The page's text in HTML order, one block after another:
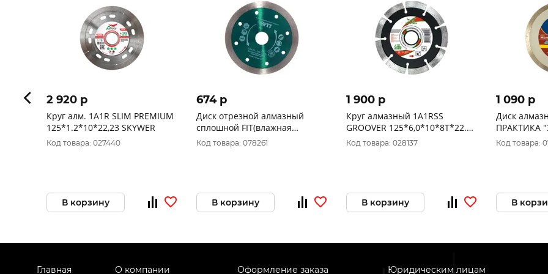
2 920 p
Круг алм. 1A1R SLIM PREMIUM
125*1.2*10*22,23 SKYWER
Код товара: 027440
В корзину
674 p
Диск отрезной алмазный
сплошной FIT(влажная
резка),для кафеля и
керамогранита125х1,5х10х22,2
Код товара: 078261
В корзину
1 900 p
Круг алмазный 1A1RSS
GROOVER 125*6,0*10*8T*22.23
"MD-STARS" MD-GRV12522
Код товара: 028137
В корзину
1 090 p
Диск
ПРАКТИКА
(1 шт.)
Код товара:
В
Главная О компании Оформление заказа Юридическим лицам